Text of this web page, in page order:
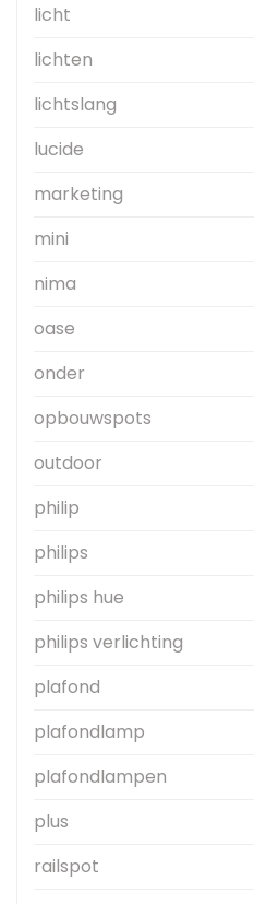
licht
lichten
lichtslang
lucide
marketing
mini
nima
oase
onder
opbouwspots
outdoor
philip
philips
philips hue
philips verlichting
plafond
plafondlamp
plafondlampen
plus
railspot